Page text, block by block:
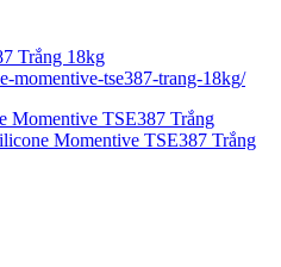
Trắng 18kg
momentive-tse387-trang-18kg/
Momentive TSE387 Trắng
Momentive TSE387 Trắng